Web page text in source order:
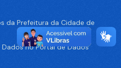
da Prefeitura da Cidade de
no Portal de Dados